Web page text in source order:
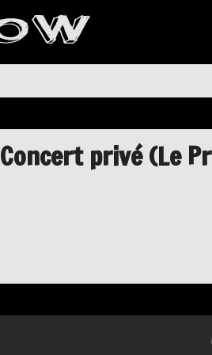
Concert privé (Le